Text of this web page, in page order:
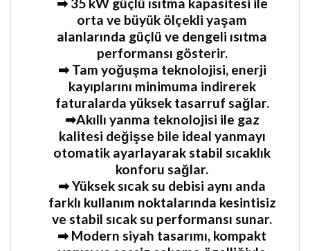
orta ve büyük ölçekli yaşam
alanlarında güçlü ve dengeli ısıtma
performansı gösterir.
➡ Tam yoğuşma teknolojisi, enerji
kayıplarını minimuma indirerek
faturalarda yüksek tasarruf sağlar.
➡Akıllı yanma teknolojisi ile gaz
kalitesi değişse bile ideal yanmayı
otomatik ayarlayarak stabil sıcaklık
konforu sağlar.
➡ Yüksek sıcak su debisi aynı anda
farklı kullanım noktalarında kesintisiz
ve stabil sıcak su performansı sunar.
➡ Modern siyah tasarımı, kompakt